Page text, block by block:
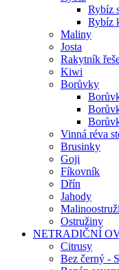
Rybíz
Rybíz
Maliny
Josta
Rakytník
Kiwi
Borůvky
Vinná réva
Brusinky
Goji
Fíkovník
Dřín
Jahody
Ostružiny
NETRADIČNÍ
Citrusy
Bez černý -